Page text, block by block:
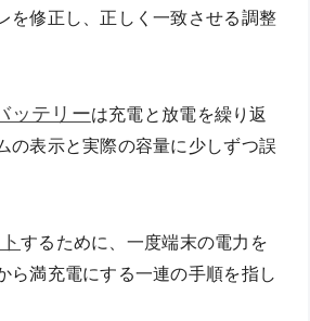
を修正し、正しく一致させる調整
ッテリーは充電と放電を繰り返
の表示と実際の容量に少しずつ誤
するために、一度端末の電力を
ら満充電にする一連の手順を指し